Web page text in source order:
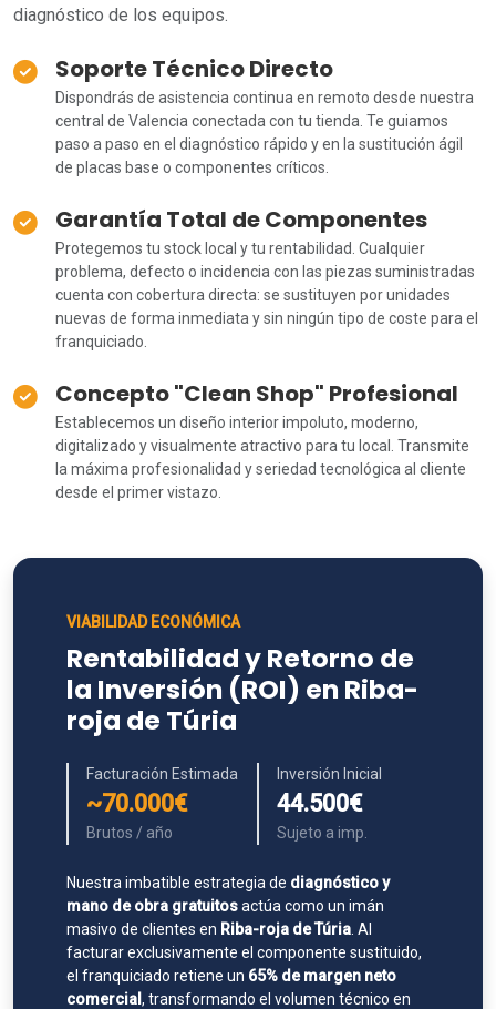
diagnóstico de los equipos.
Soporte Técnico Directo
Dispondrás de asistencia continua en remoto desde nuestra
central de Valencia conectada con tu tienda. Te guiamos
paso a paso en el diagnóstico rápido y en la sustitución ágil
de placas base o componentes críticos.
Garantía Total de Componentes
Protegemos tu stock local y tu rentabilidad. Cualquier
problema, defecto o incidencia con las piezas suministradas
cuenta con cobertura directa: se sustituyen por unidades
nuevas de forma inmediata y sin ningún tipo de coste para el
franquiciado.
Concepto "Clean Shop" Profesional
Establecemos un diseño interior impoluto, moderno,
digitalizado y visualmente atractivo para tu local. Transmite
la máxima profesionalidad y seriedad tecnológica al cliente
desde el primer vistazo.
VIABILIDAD ECONÓMICA
Rentabilidad y Retorno de
la Inversión (ROI) en Riba-
roja de Túria
Facturación Estimada
~70.000€
Brutos / año
Inversión Inicial
44.500€
Sujeto a imp.
Nuestra imbatible estrategia de diagnóstico y
mano de obra gratuitosactúa como un imán
masivo de clientes en Riba-roja de Túria . Al
facturar exclusivamente el componente sustituido,
el franquiciado retiene un 65% de margen neto
comercial , transformando el volumen técnico en